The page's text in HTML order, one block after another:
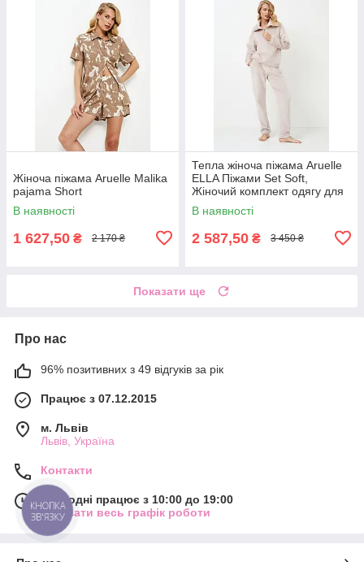
Жіноча піжама Aruelle Malika
pajama Short
В наявності
1 627,50 ₴ 2 170 ₴
Тепла жіноча піжама Aruelle
ELLA Піжами Set Soft,
Жіночий комплект одягу для
дому та відпочинку
В наявності
2 587,50 ₴ 3 450 ₴
Показати ще
Про нас
96% позитивних з 49 відгуків за рік
Працює з 07.12.2015
м. Львів
Львів, Україна
Контакти
Сьогодні працює з 10:00 до 19:00
Показати весь графік роботи
КНОПКА
ЗВ'ЯЗКУ